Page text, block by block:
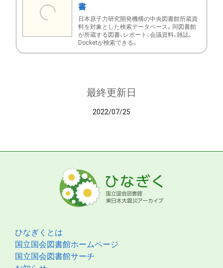
書
日本原子力研究開発機構の中央図書館所蔵資
料を対象とした検索データベース。同図書館
が所蔵する図書、レポート、会議資料、雑誌、
Docketが検索できる。
最終更新日
2022/07/25
ひなぎくとは
国立国会図書館ホームページ
国立国会図書館サーチ